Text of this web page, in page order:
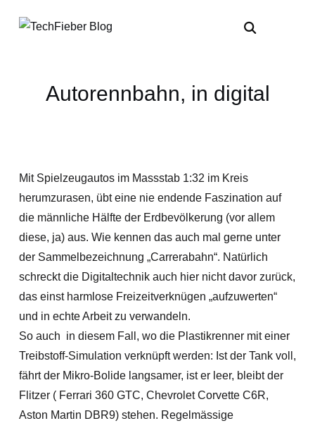
Autorennbahn, in digital
Mit Spielzeugautos im Massstab 1:32 im Kreis
herumzurasen, übt eine nie endende Faszination auf
die männliche Hälfte der Erdbevölkerung (vor allem
diese, ja) aus. Wie kennen das auch mal gerne unter
der Sammelbezeichnung „Carrerabahn“. Natürlich
schreckt die Digitaltechnik auch hier nicht davor zurück,
das einst harmlose Freizeitverknügen „aufzuwerten“
und in echte Arbeit zu verwandeln.
So auch in diesem Fall, wo die Plastikrenner mit einer
Treibstoff-Simulation verknüpft werden: Ist der Tank voll,
fährt der Mikro-Bolide langsamer, ist er leer, bleibt der
Flitzer ( Ferrari 360 GTC, Chevrolet Corvette C6R,
Aston Martin DBR9) stehen. Regelmässige